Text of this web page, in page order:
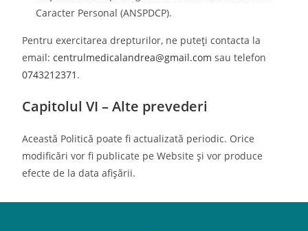
Caracter Personal (ANSPDCP).
Pentru exercitarea drepturilor, ne puteți contacta la
email:centrulmedicalandrea@gmail.com sau telefon
0743212371 .
Capitolul VI – Alte prevederi
Această Politică poate fi actualizată periodic. Orice
modificări vor fi publicate pe Website și vor produce
efecte de la data afișării.